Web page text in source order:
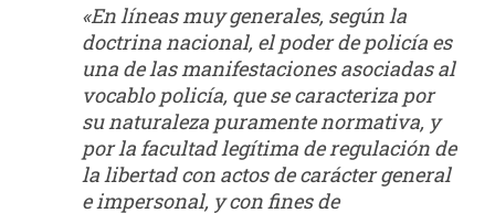
«En líneas muy generales, según la
doctrina nacional, el poder de policía es
una de las manifestaciones asociadas al
vocablo policía, que se caracteriza por
su naturaleza puramente normativa, y
por la facultad legítima de regulación de
la libertad con actos de carácter general
e impersonal, y con fines de